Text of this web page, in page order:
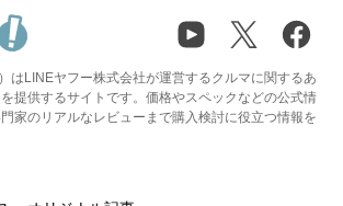
はLINEヤフー株式会社が運営するクルマに関するあ
提供するサイトです。価格やスペックなどの公式情
家のリアルなレビューまで購入検討に役立つ情報を